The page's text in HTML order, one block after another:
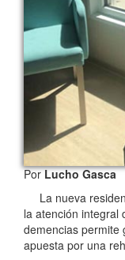
PorLucho Gasca
La nueva
la atención integral
demencias permite
apuesta por una